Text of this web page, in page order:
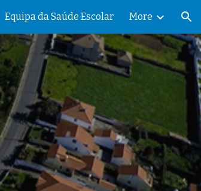
Equipa da Saúde Escolar More